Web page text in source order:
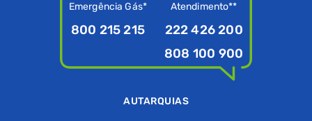
Emergência Gás*
800 215 215
Atendimento**
222 426 200
808 100 900
AUTARQUIAS